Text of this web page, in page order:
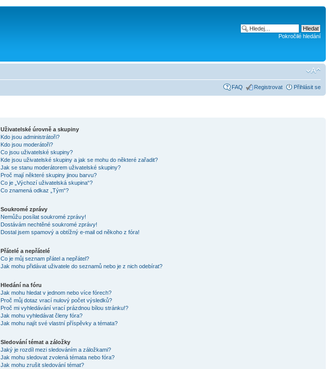
Pokročilé hledání
FAQ Registrovat Přihlásit se
Uživatelské úrovně a skupiny
Kdo jsou administrátoři?
Kdo jsou moderátoři?
Co jsou uživatelské skupiny?
Kde jsou uživatelské skupiny a jak se mohu do některé zařadit?
Jak se stanu moderátorem uživatelské skupiny?
Proč mají některé skupiny jinou barvu?
Co je „Výchozí uživatelská skupina“?
Co znamená odkaz „Tým“?
Soukromé zprávy
Nemůžu posílat soukromé zprávy!
Dostávám nechtěné soukromé zprávy!
Dostal jsem spamový a obtížný e-mail od někoho z fóra!
Přátelé a nepřátelé
Co je můj seznam přátel a nepřátel?
Jak mohu přidávat uživatele do seznamů nebo je z nich odebírat?
Hledání na fóru
Jak mohu hledat v jednom nebo více fórech?
Proč můj dotaz vrací nulový počet výsledků?
Proč mi vyhledávání vrací prázdnou bílou stránku!?
Jak mohu vyhledávat členy fóra?
Jak mohu najít své vlastní příspěvky a témata?
Sledování témat a záložky
Jaký je rozdíl mezi sledováním a záložkami?
Jak mohu sledovat zvolená témata nebo fóra?
Jak mohu zrušit sledování témat?